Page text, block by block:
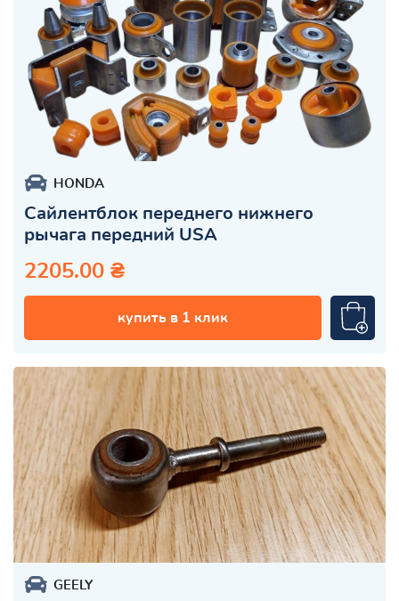
HONDA
Сайлентблок переднего нижнего
рычага передний USA
2205.00 ₴
купить в 1 клик
GEELY